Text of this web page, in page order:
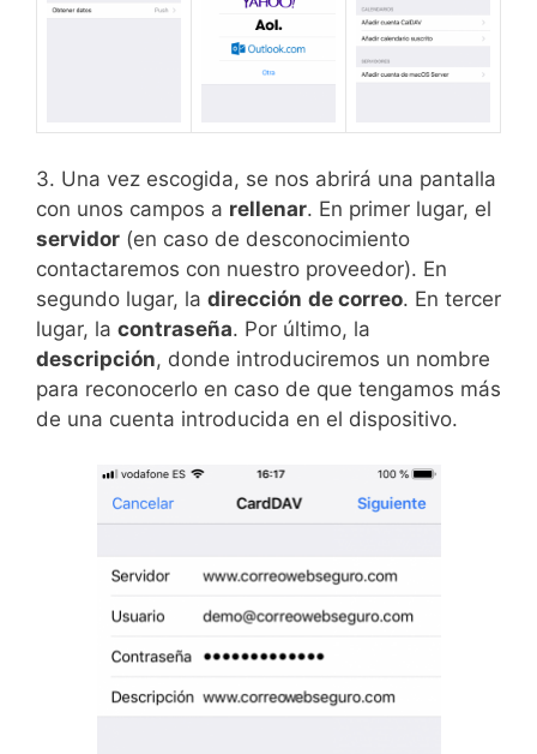
3. Una vez escogida, se nos abrirá una pantalla
con unos campos a rellenar. En primer lugar, el
servidor (en caso de desconocimiento
contactaremos con nuestro proveedor). En
segundo lugar, la dirección de correo. En tercer
lugar, la contraseña. Por último, la
descripción, donde introduciremos un nombre
para reconocerlo en caso de que tengamos más
de una cuenta introducida en el dispositivo.